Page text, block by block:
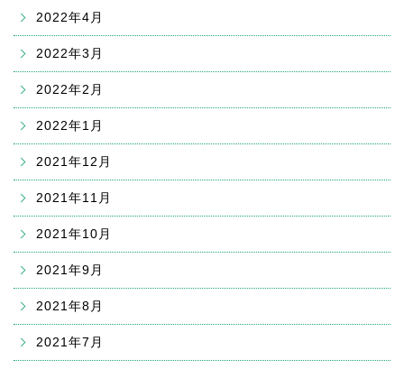
2022年4月
2022年3月
2022年2月
2022年1月
2021年12月
2021年11月
2021年10月
2021年9月
2021年8月
2021年7月